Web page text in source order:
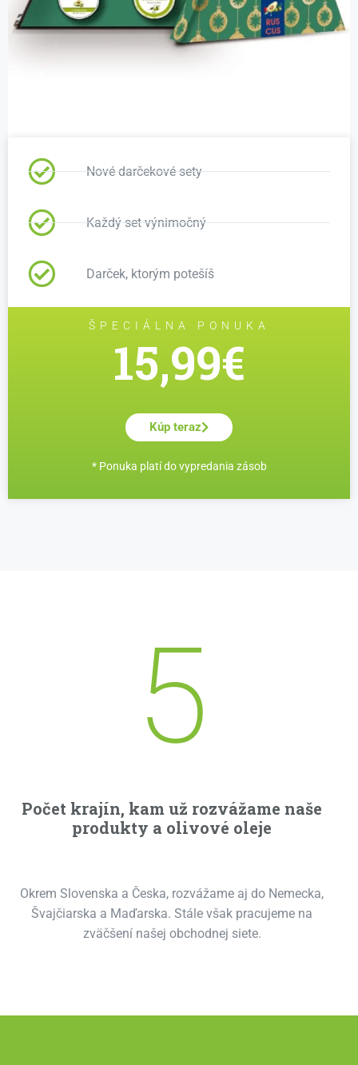
Nové darčekové sety
Každý set výnimočný
Darček, ktorým potešíš
ŠPECIÁLNA PONUKA
15,99€
Kúp teraz
* Ponuka platí do vypredania zásob
5
Počet krajín, kam už rozvážame naše
produkty a olivové oleje
Okrem Slovenska a Česka, rozvážame aj do Nemecka,
Švajčiarska a Maďarska. Stále však pracujeme na
zväčšení našej obchodnej siete.